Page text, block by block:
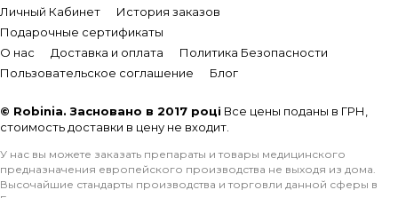
Личный Кабинет
История заказов
Подарочные сертификаты
О нас
Доставка и оплата
Политика Безопасности
Пользовательское соглашение
Блог
© Robinia. Засновано в 2017 році Все цены поданы в ГРН,
стоимость доставки в цену не входит.
У нас вы можете заказать препараты и товары медицинского
предназначения европейского производства не выходя из дома.
Высочайшие стандарты производства и торговли данной сферы в